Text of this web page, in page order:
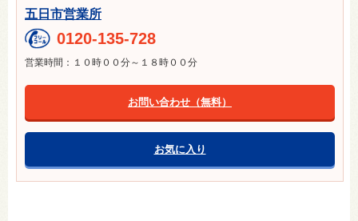
五日市営業所
0120-135-728
営業時間：１０時００分～１８時００分
お問い合わせ（無料）
お気に入り